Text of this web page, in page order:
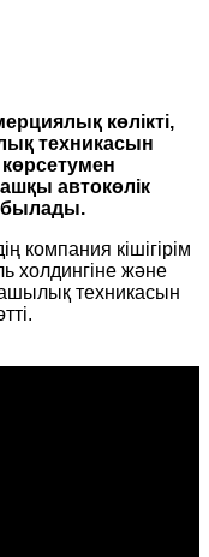
көлікті,
техникасын
автокөлік
компания кішігірім
холдингіне және
техникасын